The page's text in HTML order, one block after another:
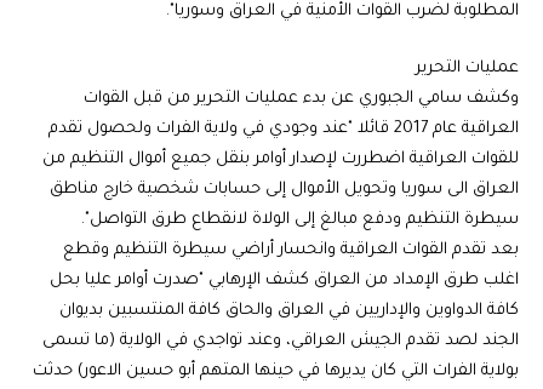
المطلوبة لضرب القوات الأمنية في العراق وسوريا".
عمليات التحرير
وكشف سامي الجبوري عن بدء عمليات التحرير من قبل القوات
العراقية عام 2017 قائلا "عند وجودي في ولاية الفرات ولحصول تقدم
للقوات العراقية اضطررت لإصدار أوامر بنقل جميع أموال التنظيم من
العراق الى سوريا وتحويل الأموال إلى حسابات شخصية خارج مناطق
سيطرة التنظيم ودفع مبالغ إلى الولاة لانقطاع طرق التواصل".
بعد تقدم القوات العراقية وانحسار أراضي سيطرة التنظيم وقطع
اغلب طرق الإمداد من العراق كشف الإرهابي "صدرت أوامر عليا بحل
كافة الدواوين والإداريين في العراق والحاق كافة المنتسبين بديوان
الجند لصد تقدم الجيش العراقي، وعند تواجدي في الولاية (ما تسمى
بولاية الفرات التي كان يديرها في حينها المتهم أبو حسين الاعور) حدثت